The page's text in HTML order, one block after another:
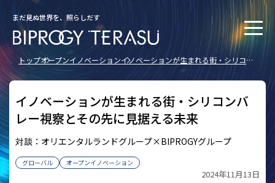
まだ見ぬ世界を、照らしだす
トップオープンイノベーションイノベーションが生まれる街・シリコン
バレー視察とその先に見据える未来
イノベーションが生まれる街・シリコンバ
レー視察とその先に見据える未来
対談：オリエンタルランドグループ×BIPROGYグループ
グローバル オープンイノベーション
2024年11月13日